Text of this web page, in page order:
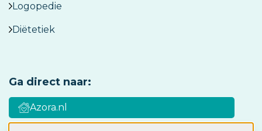
Logopedie
Diëtetiek
Ga direct naar:
Azora.nl